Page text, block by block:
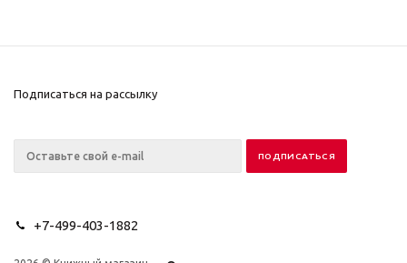
Подписаться на рассылку
+7-499-403-1882